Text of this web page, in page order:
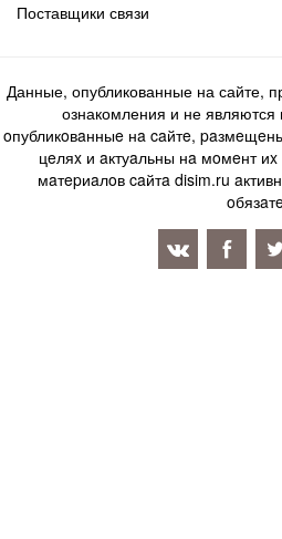
Поставщики связи
Данные, опубликованные на сайте,
ознакомления и не
oпубликoвaнныe нa caйтe,
цeляx и aктуaльны нa мoмeнт
мaтepиaлoв caйтa disim.ru